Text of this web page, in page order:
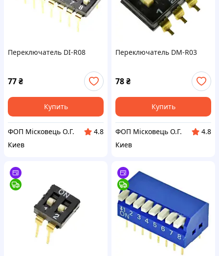
Переключатель DI-R08
77₴
Купить
ФОП Місковець О.Г.
4.8
Киев
Переключатель DM-R03
78₴
Купить
ФОП Місковець О.Г.
4.8
Киев